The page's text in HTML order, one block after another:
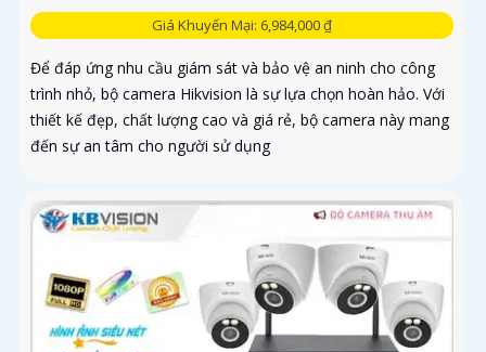
Giá Khuyến Mại: 6,984,000 ₫
Để đáp ứng nhu cầu giám sát và bảo vệ an ninh cho công
trình nhỏ, bộ camera Hikvision là sự lựa chọn hoàn hảo. Với
thiết kế đẹp, chất lượng cao và giá rẻ, bộ camera này mang
đến sự an tâm cho người sử dụng